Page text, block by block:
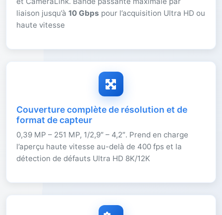
liaison jusqu’à 10 Gbps pour l’acquisition Ultra HD ou
haute vitesse
Couverture complète de résolution et de
format de capteur
0,39 MP – 251 MP, 1/2,9″ – 4,2″. Prend en charge
l’aperçu haute vitesse au-delà de 400 fps et la
détection de défauts Ultra HD 8K/12K